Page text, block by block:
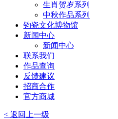
生肖贺岁系列
中秋作品系列
钧瓷文化博物馆
新闻中心
新闻中心
联系我们
作品查询
反馈建议
招商合作
官方商城
< 返回上一级